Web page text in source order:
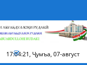
17:04:21, Ҷумъа, 07-август